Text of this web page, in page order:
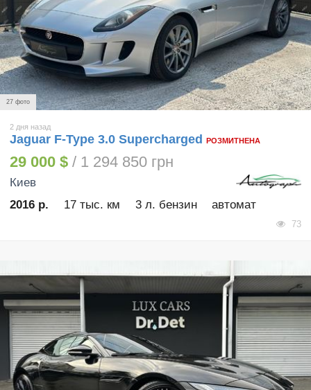
27 фото
2 дня назад
Jaguar F-Type 3.0 Supercharged РОЗМИТНЕНА
29 000 $ / 1 294 850 грн
Киев
2016 р.
17 тыс. км 3 л. бензин автомат
73